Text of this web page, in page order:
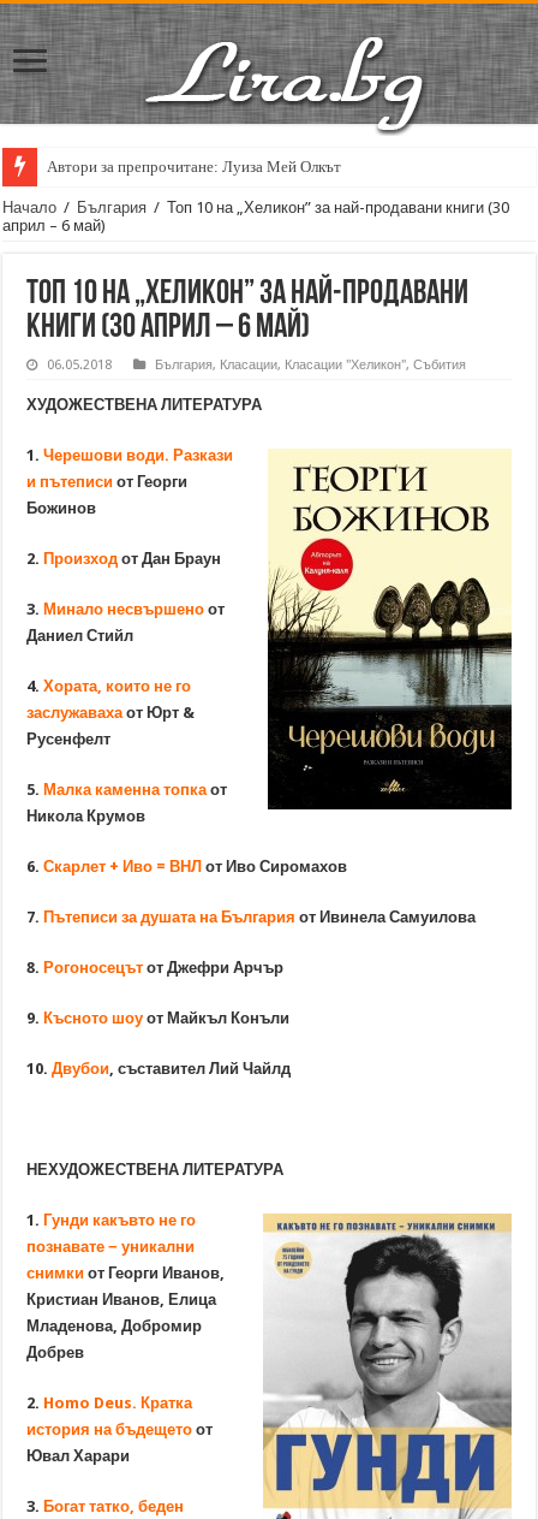
Автори за препрочитане: Луиза Мей Олкът
Кирил Кадийски: „Плачът на големия поет винаги е и сила, и
Начало / България / Топ 10 на „Хеликон” за най-продавани книги (30
април – 6 май)
Топ 10 на „Хеликон” за най-продавани
книги (30 април – 6 май)
06.05.2018 България, Класации, Класации "Хеликон",Събития
ХУДОЖЕСТВЕНА ЛИТЕРАТУРА
1.Черешови води. Разкази
и пътеписи от Георги
Божинов
2. Произход от Дан Браун
3. Минало несвършено от
Даниел Стийл
4.Хората, които не го
заслужавахаот Юрт &
Русенфелт
5. Малка каменна топкаот
Никола Крумов
6.Скарлет + Иво = ВНЛ от Иво Сиромахов
7. Пътеписи за душата на България от Ивинела Самуилова
8. Рогоносецътот Джефри Арчър
9. Късното шоу от Майкъл Конъли
10.Двубои, съставител Лий Чайлд
НЕХУДОЖЕСТВЕНА ЛИТЕРАТУРА
1. Гунди какъвто не го
познавате − уникални
снимки от Георги Иванов,
Кристиан Иванов, Елица
Младенова, Добромир
Добрев
2. Homo Deus. Кратка
история на бъдещето от
Ювал Харари
3. Богат татко, беден